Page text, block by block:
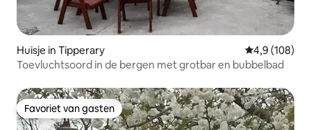
Huisje in Tipperary Gemiddelde
4,9 (108)
Toevluchtsoord in de bergen met grotbar en bubbelbad
Favoriet van gasten
Favoriet van gasten